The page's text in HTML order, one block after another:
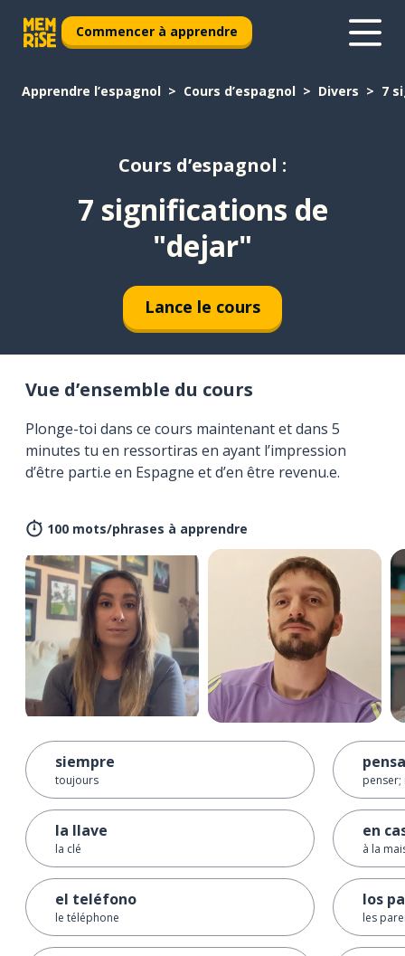
Commencer à apprendre
Apprendre l’espagnol Cours d’espagnol Divers 7
Cours d’espagnol :
7 significations de
"dejar"
Lance le cours
Vue d’ensemble du cours
Plonge-toi dans ce cours maintenant et dans 5
minutes tu en ressortiras en ayant l’impression
d’être parti.e en Espagne et d’en être revenu.e.
100 mots/phrases à apprendre
siempre
toujours
la llave
la clé
el teléfono
le téléphone
en
à la
los
les